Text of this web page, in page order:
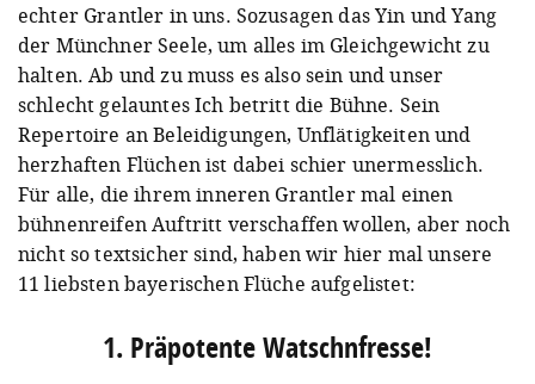
echter Grantler in uns. Sozusagen das Yin und Yang
der Münchner Seele, um alles im Gleichgewicht zu
halten. Ab und zu muss es also sein und unser
schlecht gelauntes Ich betritt die Bühne. Sein
Repertoire an Beleidigungen, Unflätigkeiten und
herzhaften Flüchen ist dabei schier unermesslich.
Für alle, die ihrem inneren Grantler mal einen
bühnenreifen Auftritt verschaffen wollen, aber noch
nicht so textsicher sind, haben wir hier mal unsere
11 liebsten bayerischen Flüche aufgelistet:
1. Präpotente Watschnfresse!